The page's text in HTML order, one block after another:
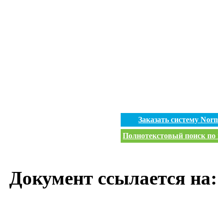
Заказать систему
Полнотекстовый поиск по
Документ ссылается на: